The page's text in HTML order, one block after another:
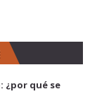
¿por qué se